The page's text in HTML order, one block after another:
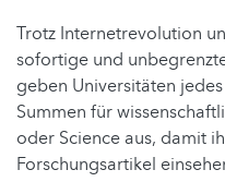
Trotz Internetrevolution
sofortige und
geben Universitäten
Summen für
oder Science aus, damit
Forschungsartikel